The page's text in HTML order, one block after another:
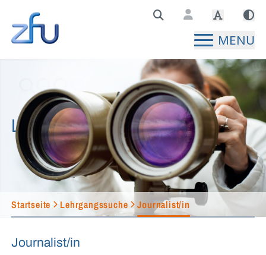
Zentralstelle für Fernunterricht Hauptseite
MENU
Lehrgangssuche
Startseite Lehrgangssuche Journalist/in
Journalist/in